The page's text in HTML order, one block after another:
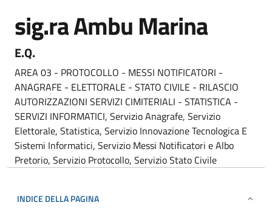
sig.ra Ambu Marina
E.Q.
AREA 03 - PROTOCOLLO - MESSI NOTIFICATORI -
ANAGRAFE - ELETTORALE - STATO CIVILE - RILASCIO
AUTORIZZAZIONI SERVIZI CIMITERIALI - STATISTICA -
SERVIZI INFORMATICI, Servizio Anagrafe, Servizio
Elettorale, Statistica, Servizio Innovazione Tecnologica E
Sistemi Informatici, Servizio Messi Notificatori e Albo
Pretorio, Servizio Protocollo, Servizio Stato Civile
INDICE DELLA PAGINA